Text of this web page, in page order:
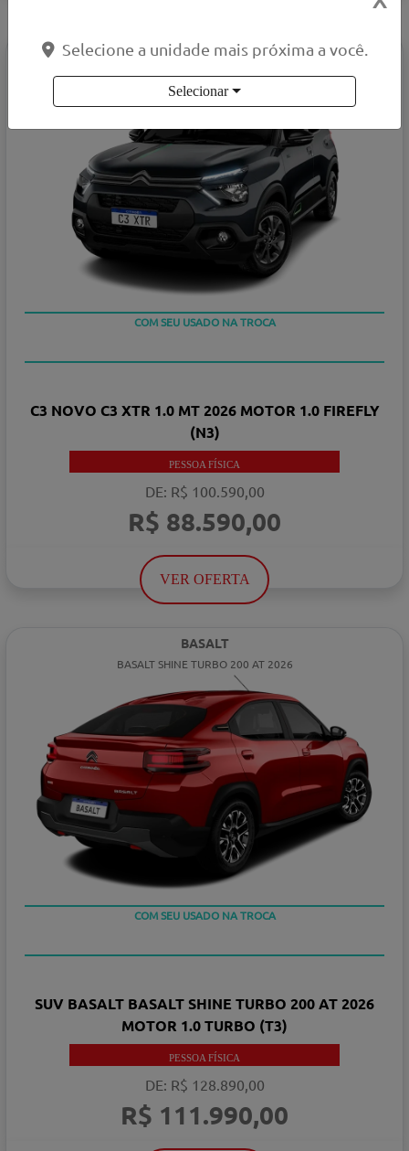
C3
COM SEU USADO NA TROCA
C3 NOVO C3 XTR 1.0 MT 2026 MOTOR 1.0 FIREFLY
(N3)
PESSOA FÍSICA
DE: R$ 100.590,00
R$ 88.590,00
VER OFERTA
BASALT
BASALT SHINE TURBO 200 AT 2026
SUV BASALT BASALT SHINE TURBO 200 AT 2026
MOTOR 1.0 TURBO (T3)
PESSOA FÍSICA
DE: R$ 128.890,00
R$ 111.990,00
Selecione a unidade mais próxima a você.
Selecionar